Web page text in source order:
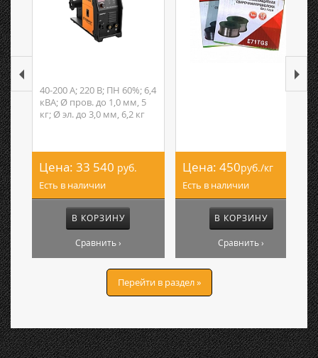
40-200 А; 220 В; ПН 60%; 6,4
кВА; Ø пров. до 1,0 мм, 5
кг; Ø эл. до 3,0 мм, 6,2 кг
Цена: 33 540 руб.
Есть в наличии
В КОРЗИНУ
Сравнить ›
Цена: 450руб./кг
Есть в наличии
В КОРЗИНУ
Сравнить ›
Перейти в раздел »